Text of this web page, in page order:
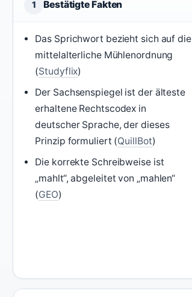
1 Bestätigte Fakten
Das Sprichwort bezieht sich auf die
mittelalterliche Mühlenordnung
(Studyflix)
Der Sachsenspiegel ist der älteste
erhaltene Rechtscodex in
deutscher Sprache, der dieses
Prinzip formuliert (QuillBot)
Die korrekte Schreibweise ist
„mahlt“, abgeleitet von „mahlen“
(GEO)